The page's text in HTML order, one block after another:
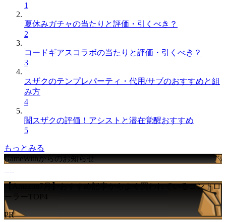
1
夏休みガチャの当たりと評価・引くべき？
2
コードギアスコラボの当たりと評価・引くべき？
3
スザクのテンプレパーティ・代用/サブのおすすめと組
み方
4
闇スザクの評価！アシストと潜在覚醒おすすめ
5
もっとみる
GameWithからのお知らせ
【Amazon7月】おすすめ記事からよく買われているコントロ
ーラーTOP4
PR